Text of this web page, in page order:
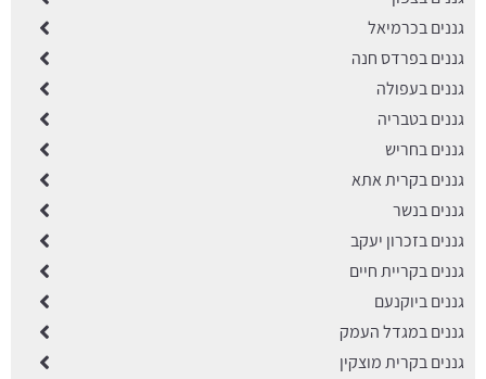
גננים בכרמיאל
גננים בפרדס חנה
גננים בעפולה
גננים בטבריה
גננים בחריש
גננים בקרית אתא
גננים בנשר
גננים בזכרון יעקב
גננים בקריית חיים
גננים ביוקנעם
גננים במגדל העמק
גננים בקרית מוצקין